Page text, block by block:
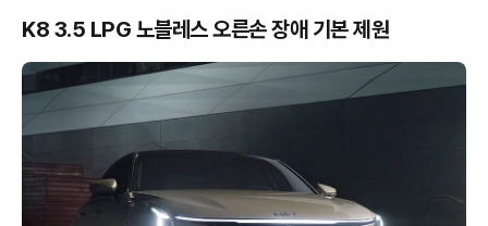
K8 3.5 LPG 노블레스 오른손 장애 기본 제원